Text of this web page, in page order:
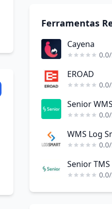
Ferramentas
Cayena
EROAD
Senior WMS
WMS Log
Senior TMS